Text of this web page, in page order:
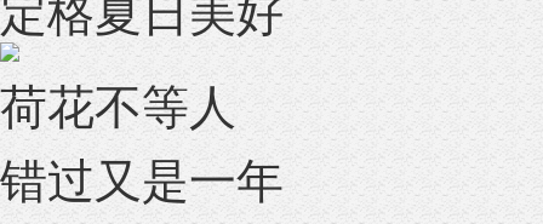
定格夏日美好
荷花不等人
错过又是一年